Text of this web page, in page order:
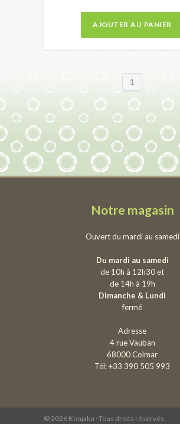
AJOUTER AU PANIER
1
Notre magasin
Ouvert du mardi au samedi
Du mardi au samedi
de 10h à 12h30 et
de 14h à 19h
Dimanche & Lundi
fermé
Adresse
4 rue Vauban
68000 Colmar
Tél: +33 390 505 993
© 2026 Konjaku · Tous droits réservés.